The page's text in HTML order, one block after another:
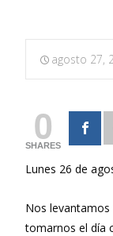
agosto 27,
0
SHARES
Lunes 26 de
Nos levantamos
tomarnos el día